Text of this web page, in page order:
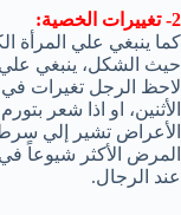
2- تغييرات الخصية:
كما ينبغي علي المرأة
حيث الشكل، ينبغي علي
لاحظ الرجل تغيرات
الأثنين، او اذا شعر
الأعراض تشير إلي
المرض الأكثر شيوعاً
عند الرجال.